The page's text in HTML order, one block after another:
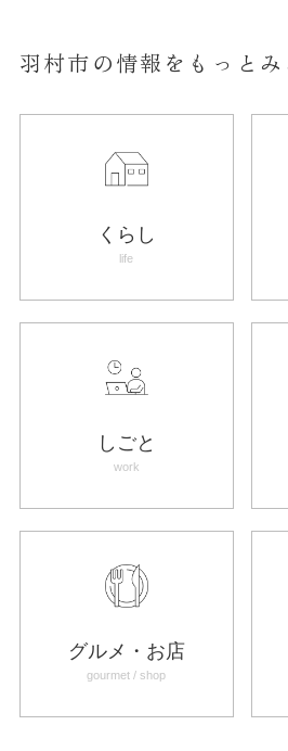
羽村市の情報をもっとみ
くらし
life
しごと
work
グルメ・お店
gourmet / shop